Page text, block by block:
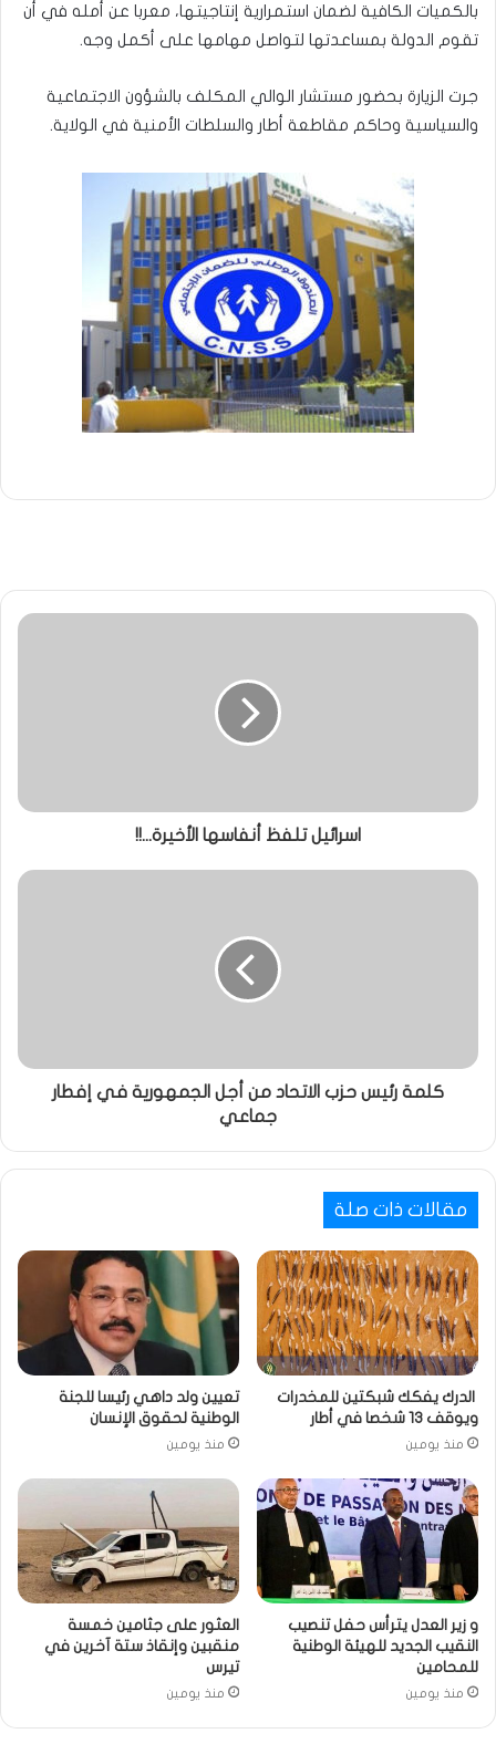
بالكميات الكافية لضمان استمرارية إنتاجيتها، معربا عن أمله في أن
تقوم الدولة بمساعدتها لتواصل مهامها على أكمل وجه.
جرت الزيارة بحضور مستشار الوالي المكلف بالشؤون الاجتماعية
والسياسية وحاكم مقاطعة أطار والسلطات الأمنية في الولاية.
اسرائيل تلفظ أنفاسها الأخيرة...!!
كلمة رئيس حزب الاتحاد من أجل الجمهورية في إفطار
جماعي
مقالات ذات صلة
الدرك يفكك شبكتين للمخدرات
ويوقف 13 شخصا في أطار
منذ يومين
تعيين ولد داهي رئيسا للجنة
الوطنية لحقوق الإنسان
منذ يومين
و زير العدل يترأس حفل تنصيب
النقيب الجديد للهيئة الوطنية
للمحامين
منذ يومين
العثور على جثامين خمسة
منقبين وإنقاذ ستة آخرين في
تيرس
منذ يومين